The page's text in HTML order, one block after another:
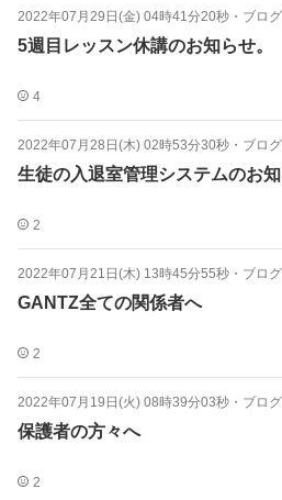
2022年07月29日(金) 04時41分20秒 ・ ブログ
5週目レッスン休講のお知らせ。
4
2022年07月28日(木) 02時53分30秒 ・ ブログ
生徒の入退室管理システムのお
2
2022年07月21日(木) 13時45分55秒 ・ ブログ
GANTZ全ての関係者へ
2
2022年07月19日(火) 08時39分03秒 ・ ブログ
保護者の方々へ
2